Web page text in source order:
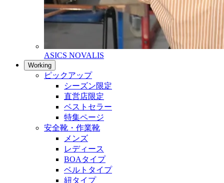
ASICS NOVALIS
Working
ピックアップ
シーズン限定
直営店限定
ベストセラー
特集ページ
安全靴・作業靴
メンズ
レディース
BOAタイプ
ベルトタイプ
紐タイプ